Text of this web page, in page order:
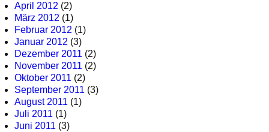
April 2012 (2)
März 2012 (1)
Februar 2012 (1)
Januar 2012 (3)
Dezember 2011 (2)
November 2011 (2)
Oktober 2011 (2)
September 2011 (3)
August 2011 (1)
Juli 2011 (1)
Juni 2011 (3)